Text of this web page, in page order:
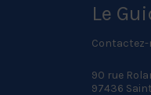
Le
90 rue
97436